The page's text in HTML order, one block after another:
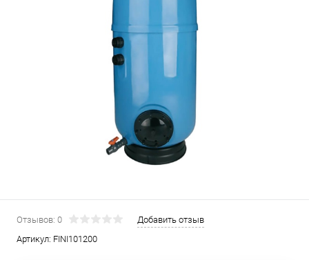
Отзывов: 0
Добавить отзыв
Артикул: FINI101200